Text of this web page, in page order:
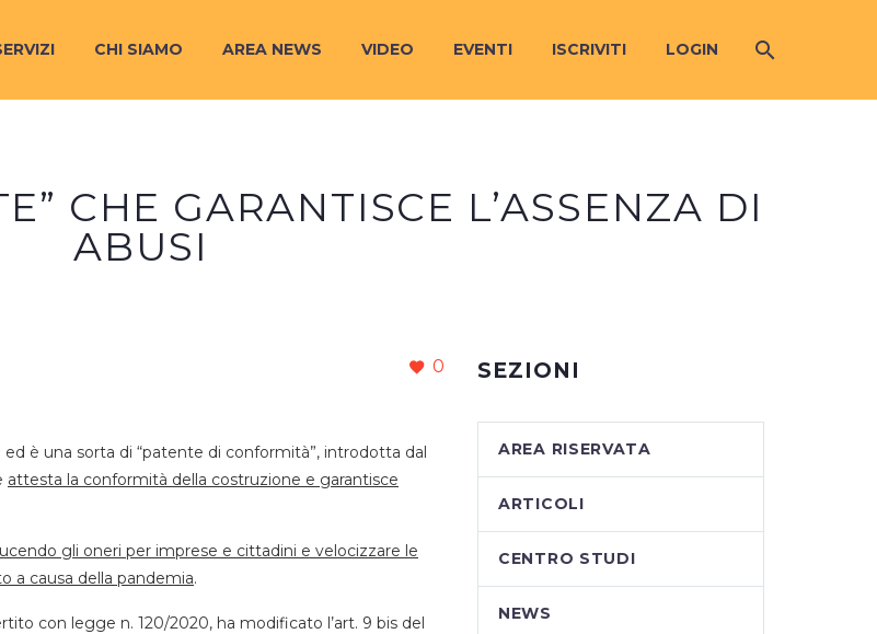
CHI SIAMO AREA NEWS VIDEO EVENTI ISCRIVITI LOGIN
CHE GARANTISCE L’ASSENZA DI
ABUSI
0
ed è una sorta di “patente di conformità”, introdotta dal
attesta la conformità della costruzione e garantisce
gli oneri per imprese e cittadini e velocizzare le
a causa della pandemia.
con legge n. 120/2020, ha modificato l’art. 9 bis del
SEZIONI
AREA RISERVATA
ARTICOLI
CENTRO STUDI
NEWS